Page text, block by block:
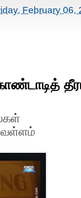
February 06,